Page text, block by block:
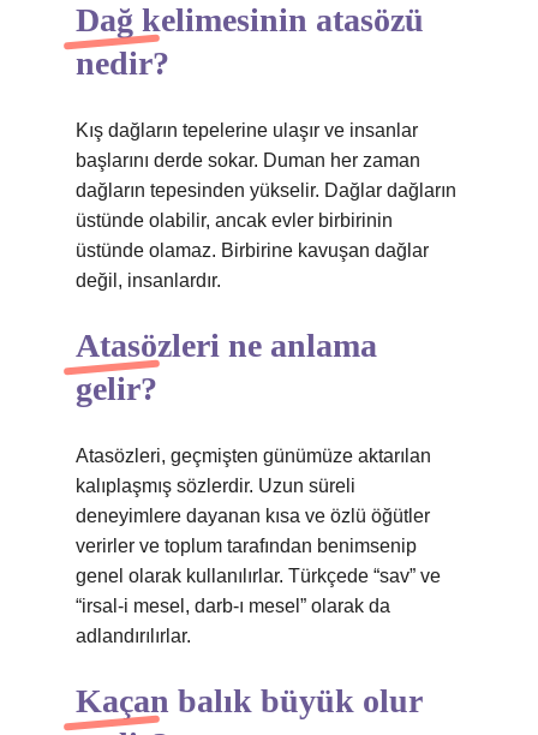
Dağ kelimesinin atasözü
nedir?
Kış dağların tepelerine ulaşır ve insanlar
başlarını derde sokar. Duman her zaman
dağların tepesinden yükselir. Dağlar dağların
üstünde olabilir, ancak evler birbirinin
üstünde olamaz. Birbirine kavuşan dağlar
değil, insanlardır.
Atasözleri ne anlama
gelir?
Atasözleri, geçmişten günümüze aktarılan
kalıplaşmış sözlerdir. Uzun süreli
deneyimlere dayanan kısa ve özlü öğütler
verirler ve toplum tarafından benimsenip
genel olarak kullanılırlar. Türkçede “sav” ve
“irsal-i mesel, darb-ı mesel” olarak da
adlandırılırlar.
Kaçan balık büyük olur